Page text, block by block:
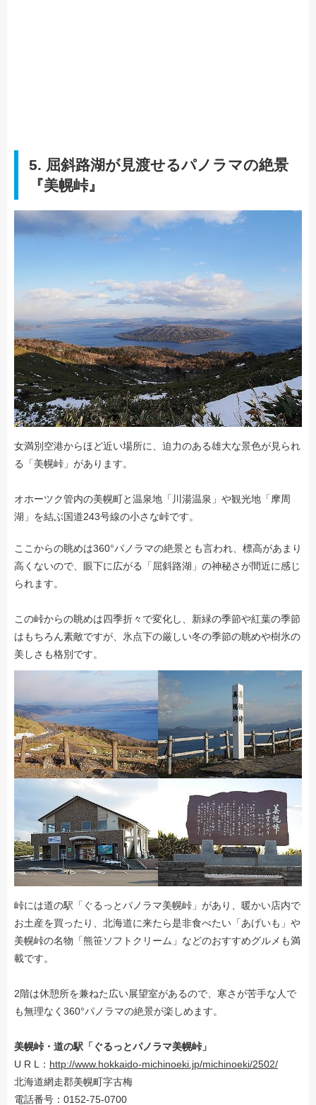
5. 屈斜路湖が見渡せるパノラマの絶景
『美幌峠』
女満別空港からほど近い場所に、迫力のある雄大な景色が見られ
る「美幌峠」があります。
オホーツク管内の美幌町と温泉地「川湯温泉」や観光地「摩周
湖」を結ぶ国道243号線の小さな峠です。
ここからの眺めは360°パノラマの絶景とも言われ、標高があまり
高くないので、眼下に広がる「屈斜路湖」の神秘さが間近に感じ
られます。
この峠からの眺めは四季折々で変化し、新緑の季節や紅葉の季節
はもちろん素敵ですが、氷点下の厳しい冬の季節の眺めや樹氷の
美しさも格別です。
峠には道の駅「ぐるっとパノラマ美幌峠」があり、暖かい店内で
お土産を買ったり、北海道に来たら是非食べたい「あげいも」や
美幌峠の名物「熊笹ソフトクリーム」などのおすすめグルメも満
載です。
2階は休憩所を兼ねた広い展望室があるので、寒さが苦手な人で
も無理なく360°パノラマの絶景が楽しめます。
美幌峠・道の駅「ぐるっとパノラマ美幌峠」
U R L： http://www.hokkaido-michinoeki.jp/michinoeki/2502/
北海道網走郡美幌町字古梅
電話番号：0152-75-0700